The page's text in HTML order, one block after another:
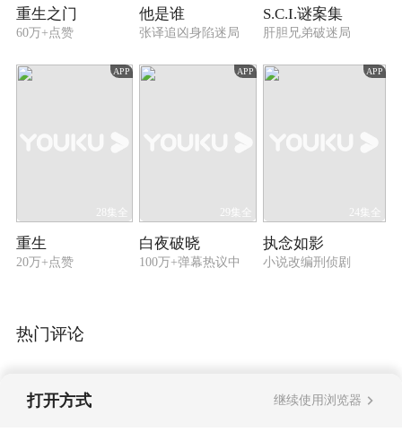
重生之门
60万+点赞
他是谁
张译追凶身陷迷局
S.C.I.谜案集
肝胆兄弟破迷局
APP
28集全
重生
20万+点赞
APP
29集全
白夜破晓
100万+弹幕热议中
APP
24集全
执念如影
小说改编刑侦剧
热门评论
打开方式 继续使用浏览器